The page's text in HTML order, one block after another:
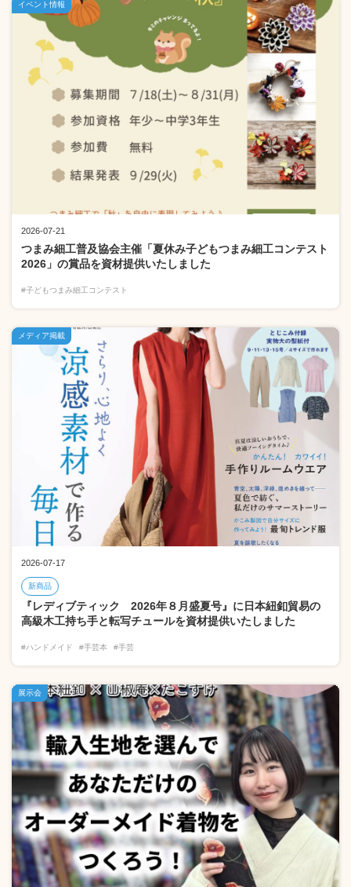
2026-07-21
つまみ細工普及協会主催「夏休み子どもつまみ細工コンテスト
2026」の賞品を資材提供いたしました
#子どもつまみ細工コンテスト
イベント情報
2026-07-17
新商品
『レディブティック 2026年８月盛夏号』に日本紐釦貿易の
高級木工持ち手と転写チュールを資材提供いたしました
#ハンドメイド #手芸本 #手芸
メディア掲載
展示会